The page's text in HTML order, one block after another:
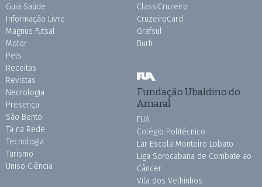
Guia Saúde
Informação Livre
Magnus Futsal
Motor
Pets
Receitas
Revistas
Necrologia
Presença
São Bento
Tá na Rede
Tecnologia
Turismo
Uniso Ciência
ClassiCruzeiro
CruzeiroCard
Grafsul
Burh
Fundação Ubaldino do
Amaral
FUA
Colégio Politécnico
Lar Escola Monteiro Lobato
Liga Sorocabana de Combate ao
Câncer
Vila dos Velhinhos